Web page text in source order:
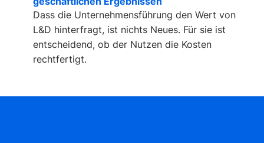
Dass die Unternehmensführung den Wert von
L&D hinterfragt, ist nichts Neues. Für sie ist
entscheidend, ob der Nutzen die Kosten
rechtfertigt.